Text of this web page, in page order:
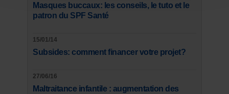
Masques buccaux: les conseils, le tuto et le
patron du SPF Santé
15/01/14
Subsides: comment financer votre projet?
27/06/16
Maltraitance infantile : augmentation des